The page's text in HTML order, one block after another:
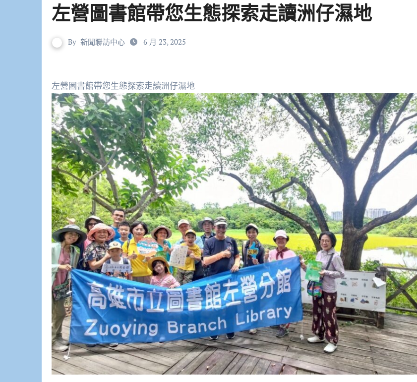
左營圖書館帶您生態探索走讀洲仔濕地
By 新聞聯訪中心 6 月 23, 2025
左營圖書館帶您生態探索走讀洲仔濕地